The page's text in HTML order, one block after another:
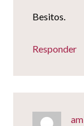
Besitos.
Responder